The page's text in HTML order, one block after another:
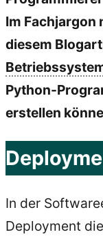
Im Fachjargon
diesem
Python-
erstellen
In der
Deployment